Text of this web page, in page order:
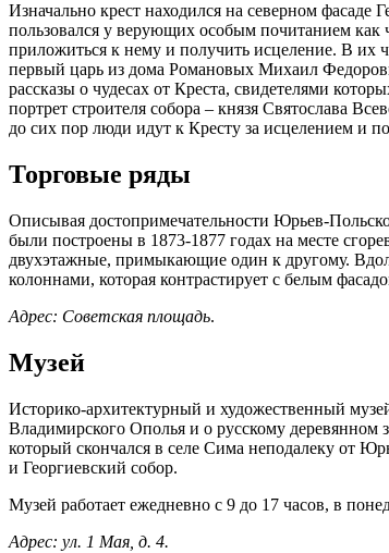
Изначально крест находился на северном фасаде
пользовался у верующих особым почитанием
приложиться к нему и получить исцеление. В их
первый царь из дома Романовых Михаил
рассказы о чудесах от Креста, свидетелями
портрет строителя собора – князя Святослава
до сих пор люди идут к Кресту за исцелением и
Торговые ряды
Описывая достопримечательности Юрьев-
были построены в 1873-1877 годах на месте
двухэтажные, примыкающие один к другому.
колоннами, которая контрастирует с белым
Адрес: Советская площадь.
Музей
Историко-архитектурный и художественный
Владимирского Ополья и о русскому деревянном
который скончался в селе Сима неподалеку от
и Георгиевский собор.
Музей работает ежедневно с 9 до 17 часов, в
Адрес: ул. 1 Мая, д. 4.